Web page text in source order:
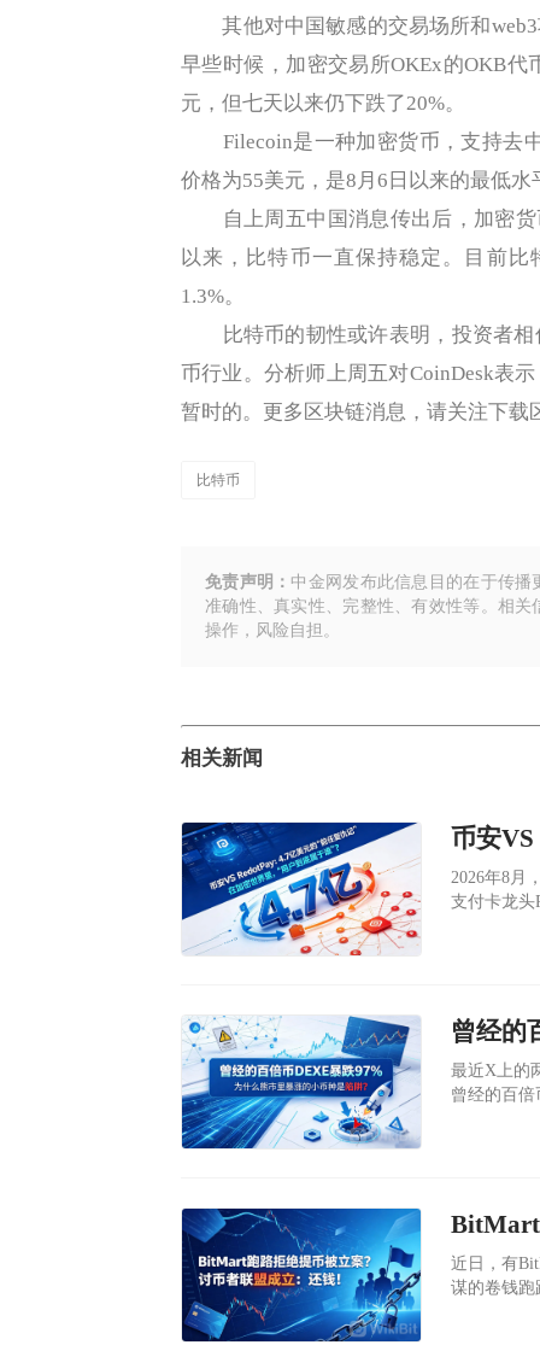
其他对中国敏感的交易场所和web3
早些时候，加密交易所OKEx的OKB
元，但七天以来仍下跌了20%。
Filecoin是一种加密货币，支持去中
价格为55美元，是8月6日以来的最低水
自上周五中国消息传出后，加密货
以来，比特币一直保持稳定。目前
1.3%。
比特币的韧性或许表明，投资者相
币行业。分析师上周五对CoinDesk表
暂时的。更多区块链消息，请关注下载
比特币
免责声明： 中金网发布此信息目的在于传
准确性、真实性、完整性、有效性等。相
操作，风险自担。
相关新闻
​2026年8月
支付卡龙头
最近X上的
曾经的百倍
近日，有
谋的卷钱跑